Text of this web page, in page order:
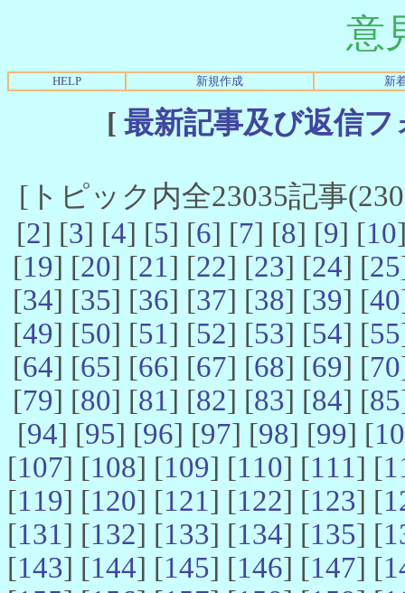
意
HELP 新規作成 新
[ 最新記事及び返信
[トピック内全23035記事
[2] [3] [4] [5] [6] [7] [8] [9] [10
[19] [20] [21] [22] [23] [24] [25
[34] [35] [36] [37] [38] [39] [40
[49] [50] [51] [52] [53] [54] [55
[64] [65] [66] [67] [68] [69] [70
[79] [80] [81] [82] [83] [84] [85
[94] [95] [96] [97] [98] [99] [
[107] [108] [109] [110] [111] [
[119] [120] [121] [122] [123] [
[131] [132] [133] [134] [135] [
[143] [144] [145] [146] [147] [